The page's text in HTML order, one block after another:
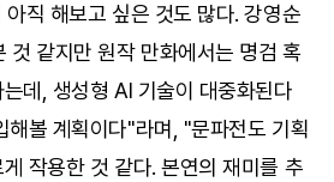
직 해보고 싶은 것도 많다. 강영순
것 같지만 원작 만화에서는 명검 혹
데, 생성형 AI 기술이 대중화된다
해볼 계획이다"라며, "문파전도 기획
작용한 것 같다. 본연의 재미를 추